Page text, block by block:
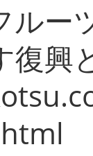
ー
復興